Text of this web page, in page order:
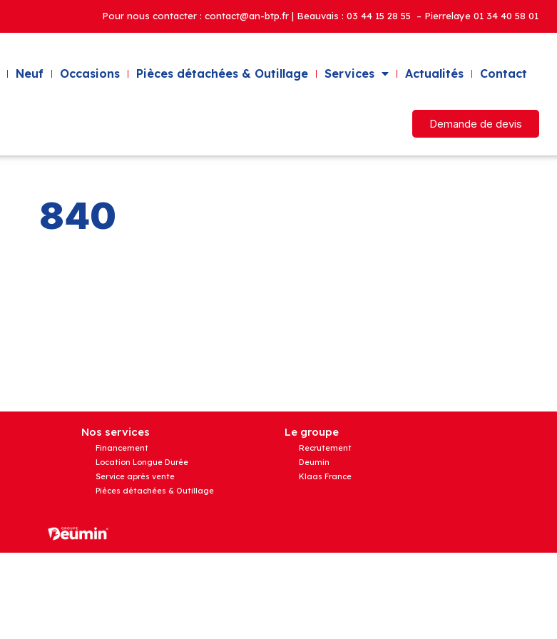
Pour nous contacter : contact@an-btp.fr | Beauvais : 03 44 15 28 55 – Pierrelaye 01 34 40 58 01
Neuf Occasions Pièces détachées & Outillage Services Actualités Contact
Demande de devis
840
Nos services
Financement
Location Longue Durée
Service après vente
Pièces détachées & Outillage
Le groupe
Recrutement
Deumin
Klaas France